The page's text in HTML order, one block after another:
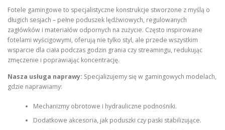
Fotele gamingowe to specjalistyczne konstrukcje stworzone z myślą o
długich sesjach – pełne poduszek lędźwiowych, regulowanych
zagłówków i materiałów odpornych na zużycie. Często inspirowane
fotelami wyścigowymi, oferują nie tylko styl, ale przede wszystkim
wsparcie dla ciała podczas godzin grania czy streamingu, redukując
zmęczenie i poprawiając koncentrację.
Nasza usługa naprawy: Specjalizujemy się w gamingowych modelach,
gdzie naprawiamy:
Mechanizmy obrotowe i hydrauliczne podnośniki.
Dodatkowe akcesoria, jak poduszki czy paski stabilizujące.